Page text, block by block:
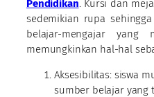
Pendidikan. Kursi dan
sedemikian rupa
belajar-mengajar yang
memungkinkan hal-hal
Aksesibilitas: siswa
sumber belajar yang